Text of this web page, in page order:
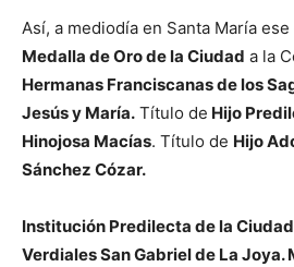
Así, a mediodía en Santa María
Medalla de Oro de la Ciudad a la
Hermanas Franciscanas de los
Jesús y María. Título de Hijo
Hinojosa Macías. Título de Hijo
Sánchez Cózar.
Institución Predilecta de la
Verdiales San Gabriel de La Joya.